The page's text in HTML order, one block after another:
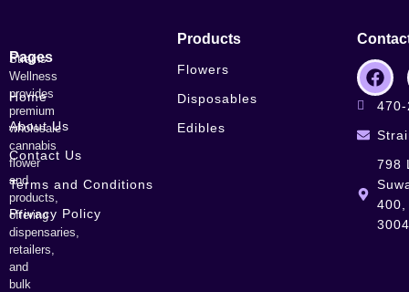
Strains
Wellness
provides
premium
wholesale
cannabis
flower
and
products,
offering
dispensaries,
retailers,
and
bulk
Pages
Home
About Us
Contact Us
Terms and Conditions
Privacy Policy
Products
Flowers
Disposables
Edibles
798